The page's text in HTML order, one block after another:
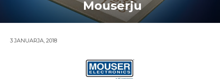
Mouserju
3 JANUARJA, 2018